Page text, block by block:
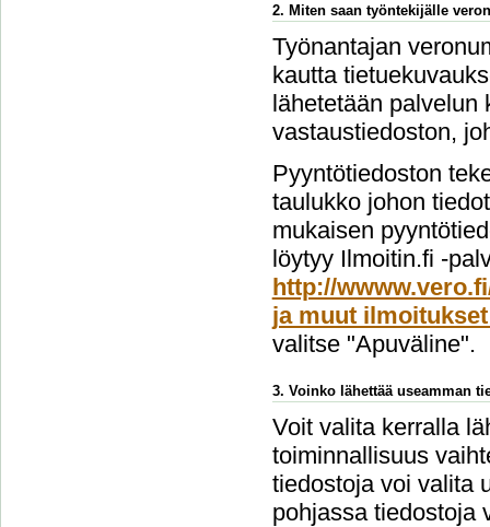
2. Miten saan työntekijälle
Työnantajan
kautta
lähetetään palvelun
vastaustiedoston,
Pyyntötiedoston
taulukko johon
mukaisen
löytyy Ilmoitin.fi -
http://
ja muut
valitse "Apuväline".
3. Voinko lähettää useamman
Voit valita kerralla
toiminnallisuus
tiedostoja voi valita
pohjassa tiedostoja